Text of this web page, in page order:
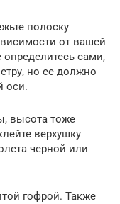
полоску
от вашей
сами,
но ее должно
оси.
высота тоже
верхушку
черной или
гофрой. Также